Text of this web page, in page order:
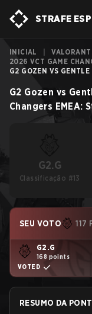
STRAFE
INICIAL VALORANT
2026 VCT GAME
G2 GOZEN VS
G2 Gozen vs
Changers EMEA:
G2.G
Classificação #13
SEU VOTO 117
G2.G
168 points
VOTED
RESUMO DA